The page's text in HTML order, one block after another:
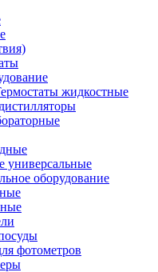
жидкостные
универсальные
оборудование
фотометров